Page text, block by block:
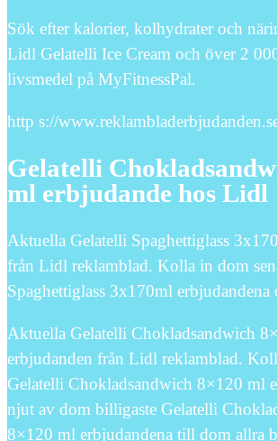
Sök efter kalorier, kolhydrater och
Lidl Gelatelli Ice Cream och över 2
livsmedel på MyFitnessPal.
http s://
Gelatelli
ml erbjudande hos Lidl
Aktuella Gelatelli Spaghettiglass
från Lidl reklamblad. Kolla in dom
Spaghettiglass 3x170ml
Aktuella Gelatelli Chokladsandwich
erbjudanden från Lidl reklamblad.
Gelatelli Chokladsandwich 8×120 ml
njut av dom billigaste Gelatelli
8×120 ml erbjudandena till dom allra